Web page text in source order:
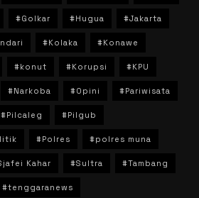
#Golkar #Hugua #Jakarta
#Kolaka #Konawe
#konut #Korupsi #KPU
#Narkoba #Opini #Pariwisata
#Pilcaleg #Pilgub
#Polres #polres muna
Kahar #Sultra #Tambang
#tenggaranews